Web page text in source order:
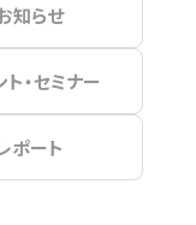
知らせ
ト・セミナー
ポート